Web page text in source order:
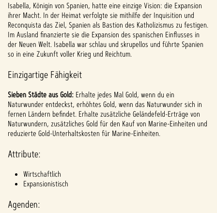
A
c
c
p
t
&
P
l
a
y
Isabella, Königin von Spanien, hatte eine einzige Vision: die Expansion
ihrer Macht. In der Heimat verfolgte sie mithilfe der Inquisition und
Reconquista das Ziel, Spanien als Bastion des Katholizismus zu festigen.
Im Ausland finanzierte sie die Expansion des spanischen Einflusses in
der Neuen Welt. Isabella war schlau und skrupellos und führte Spanien
so in eine Zukunft voller Krieg und Reichtum.
Einzigartige Fähigkeit
Sieben Städte aus Gold: Erhalte jedes Mal Gold, wenn du ein
Naturwunder entdeckst, erhöhtes Gold, wenn das Naturwunder sich in
fernen Ländern befindet. Erhalte zusätzliche Geländefeld-Erträge von
Naturwundern, zusätzliches Gold für den Kauf von Marine-Einheiten und
reduzierte Gold-Unterhaltskosten für Marine-Einheiten.
Attribute:
Wirtschaftlich
Expansionistisch
Agenden: